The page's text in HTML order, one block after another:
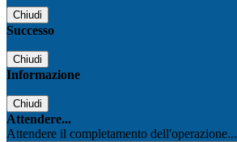
Chiudi
Successo
Chiudi
Informazione
Chiudi
Attendere...
Attendere il completamento dell'operazione...